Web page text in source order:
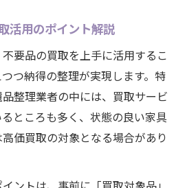
るための遺品整理業者活用術
ちな不用品の賢い手放し方
用品を処分する最適な方法
大型家具の遺品整理ポイント
手放し方と心の整理術
場で役立つ分別と仕分けのコ
活用のポイント解説
要品の買取を上手に活用するこ
つ納得の整理が実現します。特
整理業者の中には、買取サービ
ところも多く、状態の良い家具
価買取の対象となる場合があり